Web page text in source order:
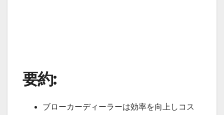
要約:
ブローカーディーラーは効率を向上しコス